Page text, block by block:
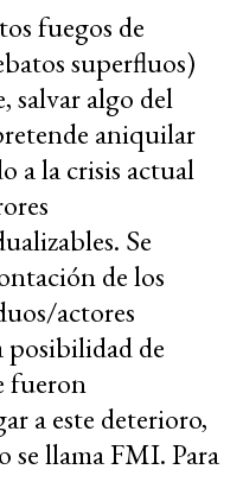
fuegos de
superfluos)
salvar algo del
aniquilar
a la crisis actual
Se
de los
actores
posibilidad de
fueron
a este deterioro,
se llama FMI. Para